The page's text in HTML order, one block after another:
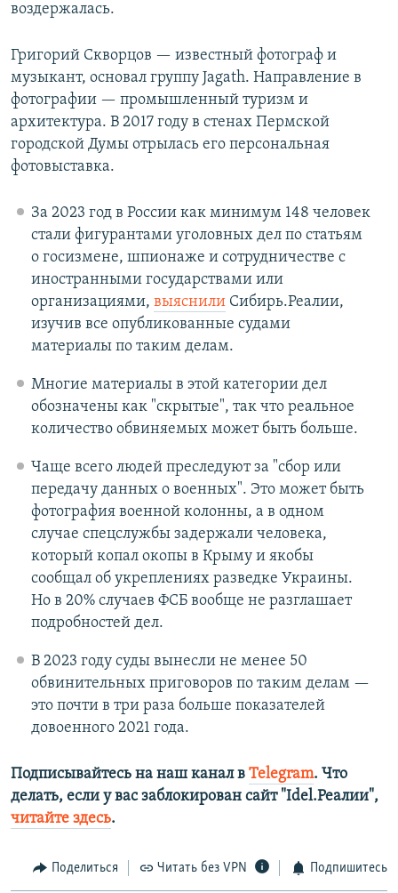
воздержалась.
Григорий Скворцов — известный фотограф и
музыкант, основал группу Jagath. Направление в
фотографии — промышленный туризм и
архитектура. В 2017 году в стенах Пермской
городской Думы отрылась его персональная
фотовыставка.
За 2023 год в России как минимум 148 человек
стали фигурантами уголовных дел по статьям
о госизмене, шпионаже и сотрудничестве с
иностранными государствами или
организациями, выяснилиСибирь.Реалии,
изучив все опубликованные судами
материалы по таким делам.
Многие материалы в этой категории дел
обозначены как "скрытые", так что реальное
количество обвиняемых может быть больше.
Чаще всего людей преследуют за "сбор или
передачу данных о военных". Это может быть
фотография военной колонны, а в одном
случае спецслужбы задержали человека,
который копал окопы в Крыму и якобы
сообщал об укреплениях разведке Украины.
Но в 20% случаев ФСБ вообще не разглашает
подробностей дел.
В 2023 году суды вынесли не менее 50
обвинительных приговоров по таким делам —
это почти в три раза больше показателей
довоенного 2021 года.
Подписывайтесь на наш канал в Telegram. Что
делать, если у вас заблокирован сайт "Idel.Реалии",
читайте здесь.
Поделиться Читать без VPN Подпишитесь